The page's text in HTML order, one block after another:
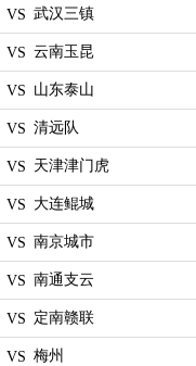
VS 武汉三镇
VS 云南玉昆
VS 山东泰山
VS 清远队
VS 天津津门虎
VS 大连鲲城
VS 南京城市
VS 南通支云
VS 定南赣联
VS 梅州